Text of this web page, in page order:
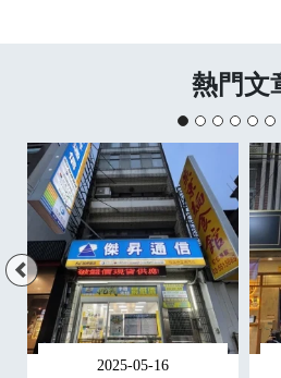
熱門文
2025-05-16